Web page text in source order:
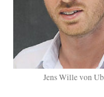
Jens Wille von